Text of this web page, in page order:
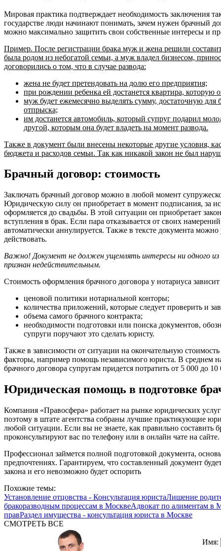
Мировая практика подтверждает необходимость заключения
государстве люди начинают понимать, зачем нужен брачный
можно максимально защитить свои собственные интересы и
Пример. После регистрации брака муж и жена решили
была родом из небогатой семьи, а муж владел бизнесом,
договорились о том, что в случае развода:
жена не будет претендовать на долю его предприятия;
при рождении ребенка ей достанется квартира, которую
муж будет ежемесячно выделять сумму, достаточную для
отпрыска;
им достанется автомобиль, который супруг подарил
другой, которым она будет владеть на момент развода.
Также в документ были внесены некоторые другие условия,
бюджета и расходов семьи. Так как никакой закон не был
Брачный договор: стоимость
Заключать брачный договор можно в любой момент
Юридическую силу он приобретает в момент подписания, за
оформляется до свадьбы. В этой ситуации он приобретает
вступления в брак. Если пара отказывается от своих
автоматически аннулируется. Также в тексте документа можно
действовать.
Важно! Документ не должен ущемлять интересы ни одного из
признан недействительным.
Стоимость оформления брачного договора у нотариуса
ценовой политики нотариальной конторы;
количества приложений, которые следует проверить и
объема самого брачного контракта;
необходимости подготовки или поиска документов,
супруги поручают это сделать юристу.
Также в зависимости от ситуации на окончательную
факторы, например помощь независимого юриста. В среднем
брачного договора супругам придется потратить от 5 000 до
Юридическая помощь в подготовке
Компания «Правосфера» работает на рынке юридических
поэтому в штате агентства собраны лучшие практикующие
любой ситуации. Если вы не знаете, как правильно составить
проконсультируют вас по телефону или в онлайн чате на сайте.
Профессионал займется полной подготовкой документа,
предпочтениях. Гарантируем, что составленный документ
закона и его невозможно будет оспорить
Похожие темы:
Установление отцовства - Консультация юристаЛишение
бракоразводным процессам в МосквеАдвокат по алиментам в
правРаздел имущества - консультация юриста в Москве
СМОТРЕТЬ ВСЕ
Имя: